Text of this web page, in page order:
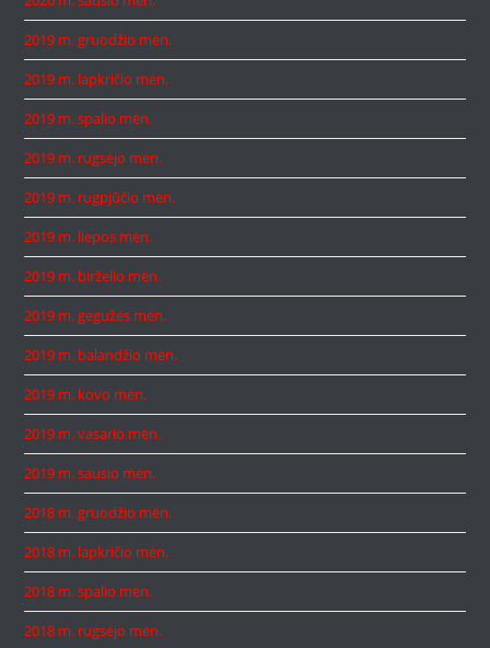
2019 m. gruodžio mėn.
2019 m. lapkričio mėn.
2019 m. spalio mėn.
2019 m. rugsėjo mėn.
2019 m. rugpjūčio mėn.
2019 m. liepos mėn.
2019 m. birželio mėn.
2019 m. gegužės mėn.
2019 m. balandžio mėn.
2019 m. kovo mėn.
2019 m. vasario mėn.
2019 m. sausio mėn.
2018 m. gruodžio mėn.
2018 m. lapkričio mėn.
2018 m. spalio mėn.
2018 m. rugsėjo mėn.